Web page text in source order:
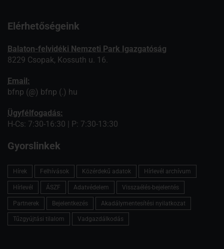
Elérhetőségeink
Balaton-felvidéki Nemzeti Park Igazgatóság
8229 Csopak, Kossuth u. 16.
Email:
bfnp (@) bfnp (.) hu
Ügyfélfogadás:
H-Cs: 7:30-16:30 | P: 7:30-13:30
Gyorslinkek
Hírek Felhívások Közérdekű adatok Hírlevél archívum
Hírlevél ÁSZF Adatvédelem Visszaélés-bejelentés
Partnerek Bejelentkezés Akadálymentesítési nyilatkozat
Tűzgyújtási tilalom Vadgazdálkodás